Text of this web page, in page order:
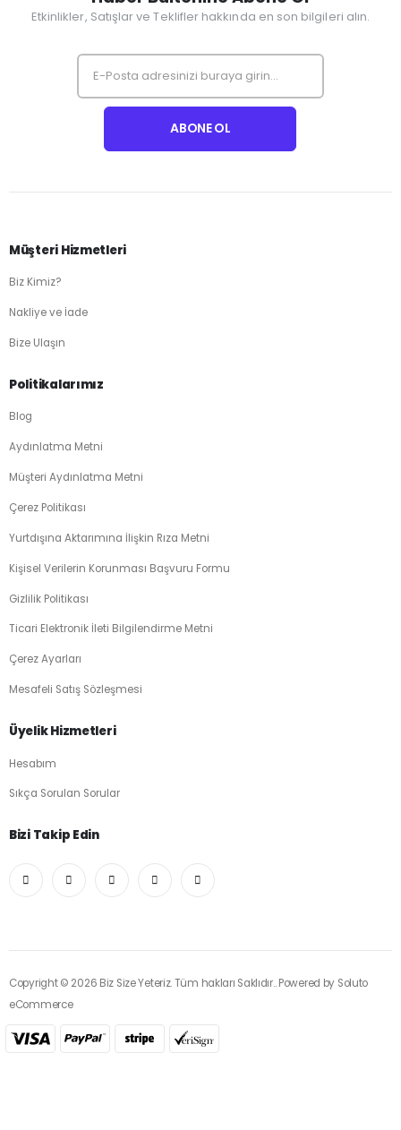
Etkinlikler, Satışlar ve Teklifler hakkında en son bilgileri alın.
Müşteri Hizmetleri
Biz Kimiz?
Nakliye ve İade
Bize Ulaşın
Politikalarımız
Blog
Aydınlatma Metni
Müşteri Aydınlatma Metni
Çerez Politikası
Yurtdışına Aktarımına İlişkin Rıza Metni
Kişisel Verilerin Korunması Başvuru Formu
Gizlilik Politikası
Ticari Elektronik İleti Bilgilendirme Metni
Çerez Ayarları
Mesafeli Satış Sözleşmesi
Üyelik Hizmetleri
Hesabım
Sıkça Sorulan Sorular
Bizi Takip Edin
Copyright © 2026 Biz Size Yeteriz. Tüm hakları Saklıdır.. Powered by Soluto
eCommerce